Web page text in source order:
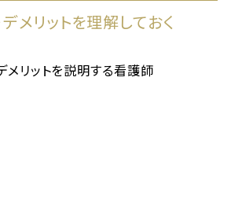
メリットを理解しておく